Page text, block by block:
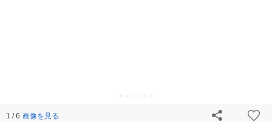
1 / 6 画像を見る